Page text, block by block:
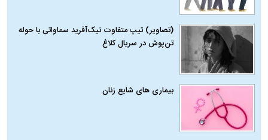
(تصاویر) تیپ متفاوت نیک‌آفرید سماواتی با حوله
تن‌پوش در سریال کلاغ
بیماری‌ های شایع زنان